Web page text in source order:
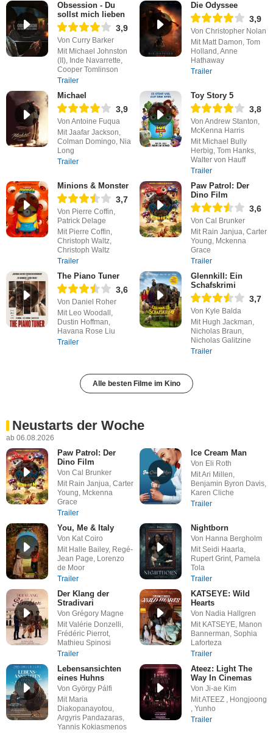
Obsession - Du
sollst mich lieben
3,9
Von Curry Barker
Mit Michael Johnston
(II), Inde Navarrette,
Cooper Tomlinson
Trailer
Die Odyssee
3,9
Von Christopher Nolan
Mit Matt Damon, Tom
Holland, Anne
Hathaway
Trailer
Michael
3,9
Von Antoine Fuqua
Mit Jaafar Jackson,
Colman Domingo, Nia
Long
Trailer
Toy Story 5
3,8
Von Andrew Stanton,
McKenna Harris
Mit Michael Bully
Herbig, Tom Hanks,
Walter von Hauff
Trailer
Minions & Monster
3,7
Von Pierre Coffin,
Patrick Delage
Mit Pierre Coffin,
Christoph Waltz,
Christoph Waltz
Trailer
Paw Patrol: Der
Dino Film
3,6
Von Cal Brunker
Mit Rain Janjua, Carter
Young, Mckenna
Grace
Trailer
The Piano Tuner
3,6
Von Daniel Roher
Mit Leo Woodall,
Dustin Hoffman,
Havana Rose Liu
Trailer
Glennkill: Ein
Schafskrimi
3,7
Von Kyle Balda
Mit Hugh Jackman,
Nicholas Braun,
Nicholas Galitzine
Trailer
Alle besten Filme im Kino
Neustarts der Woche
ab 06.08.2026
Paw Patrol: Der
Dino Film
Von Cal Brunker
Mit Rain Janjua, Carter
Young, Mckenna
Grace
Trailer
Ice Cream Man
Von Eli Roth
Mit Ari Millen,
Benjamin Byron Davis,
Karen Cliche
Trailer
You, Me & Italy
Von Kat Coiro
Mit Halle Bailey, Regé-
Jean Page, Lorenzo
de Moor
Trailer
Nightborn
Von Hanna Bergholm
Mit Seidi Haarla,
Rupert Grint, Pamela
Tola
Trailer
Der Klang der
Stradivari
Von Grégory Magne
Mit Valérie Donzelli,
Frédéric Pierrot,
Mathieu Spinosi
Trailer
KATSEYE: Wild
Hearts
Von Nadia Hallgren
Mit KATSEYE, Manon
Bannerman, Sophia
Laforteza
Trailer
Lebensansichten
eines Huhns
Von György Pálfi
Mit Maria
Diakopanayotou,
Argyris Pandazaras,
Yannis Kokiasmenos
Ateez: Light The
Way In Cinemas
Von Ji-ae Kim
Mit ATEEZ , Hongjoong
, Yunho
Trailer